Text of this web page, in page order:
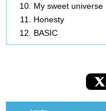
My sweet universe
Honesty
BASIC